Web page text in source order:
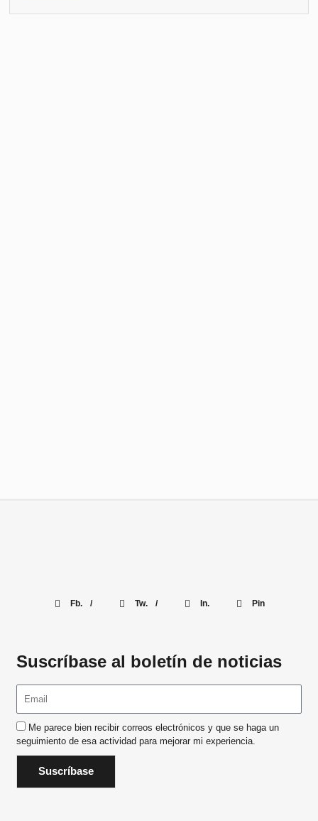
Fb. / Tw. / In. Pin
Suscríbase al boletín de noticias
Me parece bien recibir correos electrónicos y que se haga un
seguimiento de esa actividad para mejorar mi experiencia.
Suscríbase